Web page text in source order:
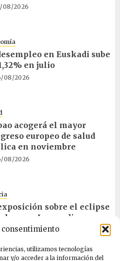
consentimiento
utilizamos tecnologías
y/o acceder a la información del
08/2026
en Euskadi sube
en julio
08/2026
acogerá el mayor
europeo de salud
en noviembre
08/2026
sobre el eclipse
en Laguardia
08/2026